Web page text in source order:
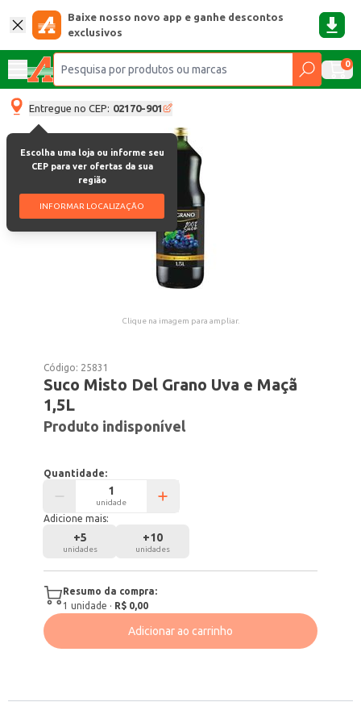
Baixe nosso novo app e ganhe descontos
exclusivos
0
Entregue no CEP: 02170-901
Escolha uma loja ou informe seu
CEP para ver ofertas da sua
região
INFORMAR LOCALIZAÇÃO
Clique na imagem para ampliar.
Código: 25831
Suco Misto Del Grano Uva e Maçã
1,5L
Produto indisponível
Quantidade:
unidade
Adicione mais:
+5
unidades
+10
unidades
Resumo da compra:
1 unidade · R$ 0,00
Adicionar ao carrinho